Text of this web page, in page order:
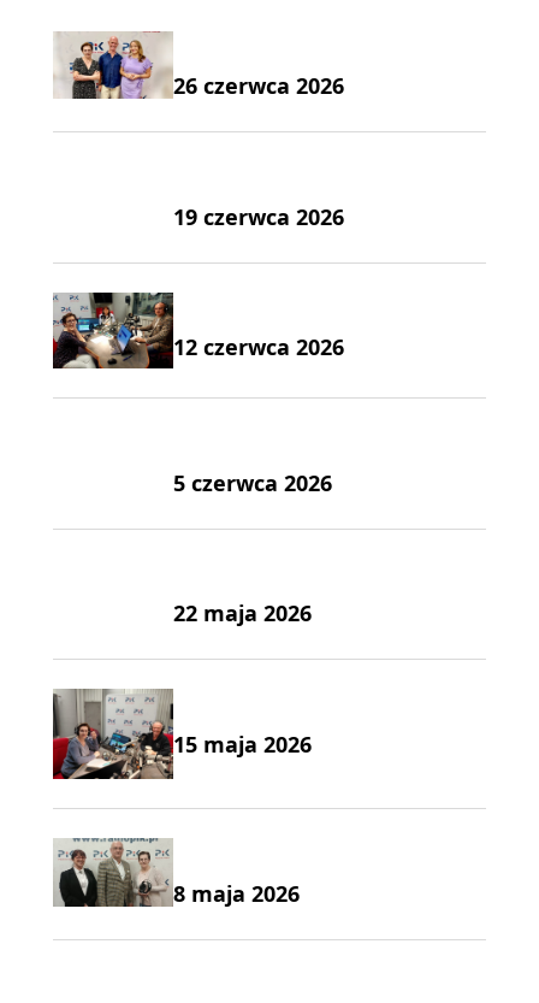
26 czerwca 2026
19 czerwca 2026
12 czerwca 2026
5 czerwca 2026
22 maja 2026
15 maja 2026
8 maja 2026